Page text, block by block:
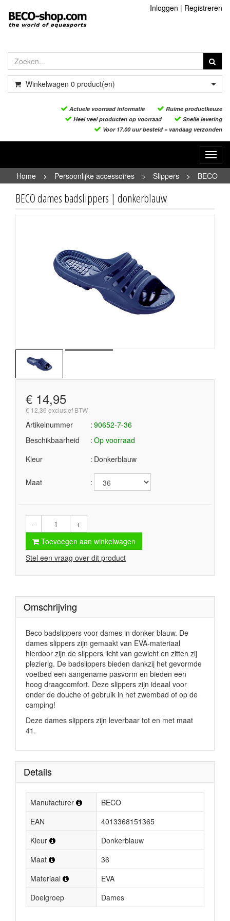
Inloggen | Registreren
Winkelwagen 0 product(en)
Actuele voorraad informatie
Ruime productkeuze
Heel veel producten op voorraad
Snelle levering
Voor 17.00 uur besteld = vandaag verzonden
Home
> Persoonlijke accessoires > Slippers >
BECO
dames badslippers | donkerblauw
BECO dames badslippers | donkerblauw
€ 14,95
€ 12,36 exclusief BTW
Artikelnummer
90652-7-36
Beschikbaarheid
Op voorraad
Kleur
Donkerblauw
Maat
-
+
Toevoegen aan winkelwagen
Stel een vraag over dit product
Omschrijving
Beco badslippers voor dames in donker blauw. De
dames slippers zijn gemaakt van EVA-materiaal
hierdoor zijn de slippers licht van gewicht en zitten zij
plezierig. De badslippers bieden dankzij het gevormde
voetbed een aangename pasvorm en bieden een
hoog draagcomfort. Deze slippers zijn ideaal voor
onder de douche of gebruik in het zwembad of op de
camping!
Deze dames slippers zijn leverbaar tot en met maat
41.
Details
Manufacturer
BECO
EAN
4013368151365
Kleur
Donkerblauw
Maat
36
Materiaal
EVA
Doelgroep
Dames